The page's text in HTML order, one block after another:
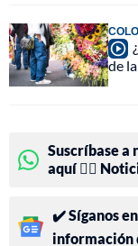
de
Suscríbase a
aquí 👉🏻
✔️ Síganos
información